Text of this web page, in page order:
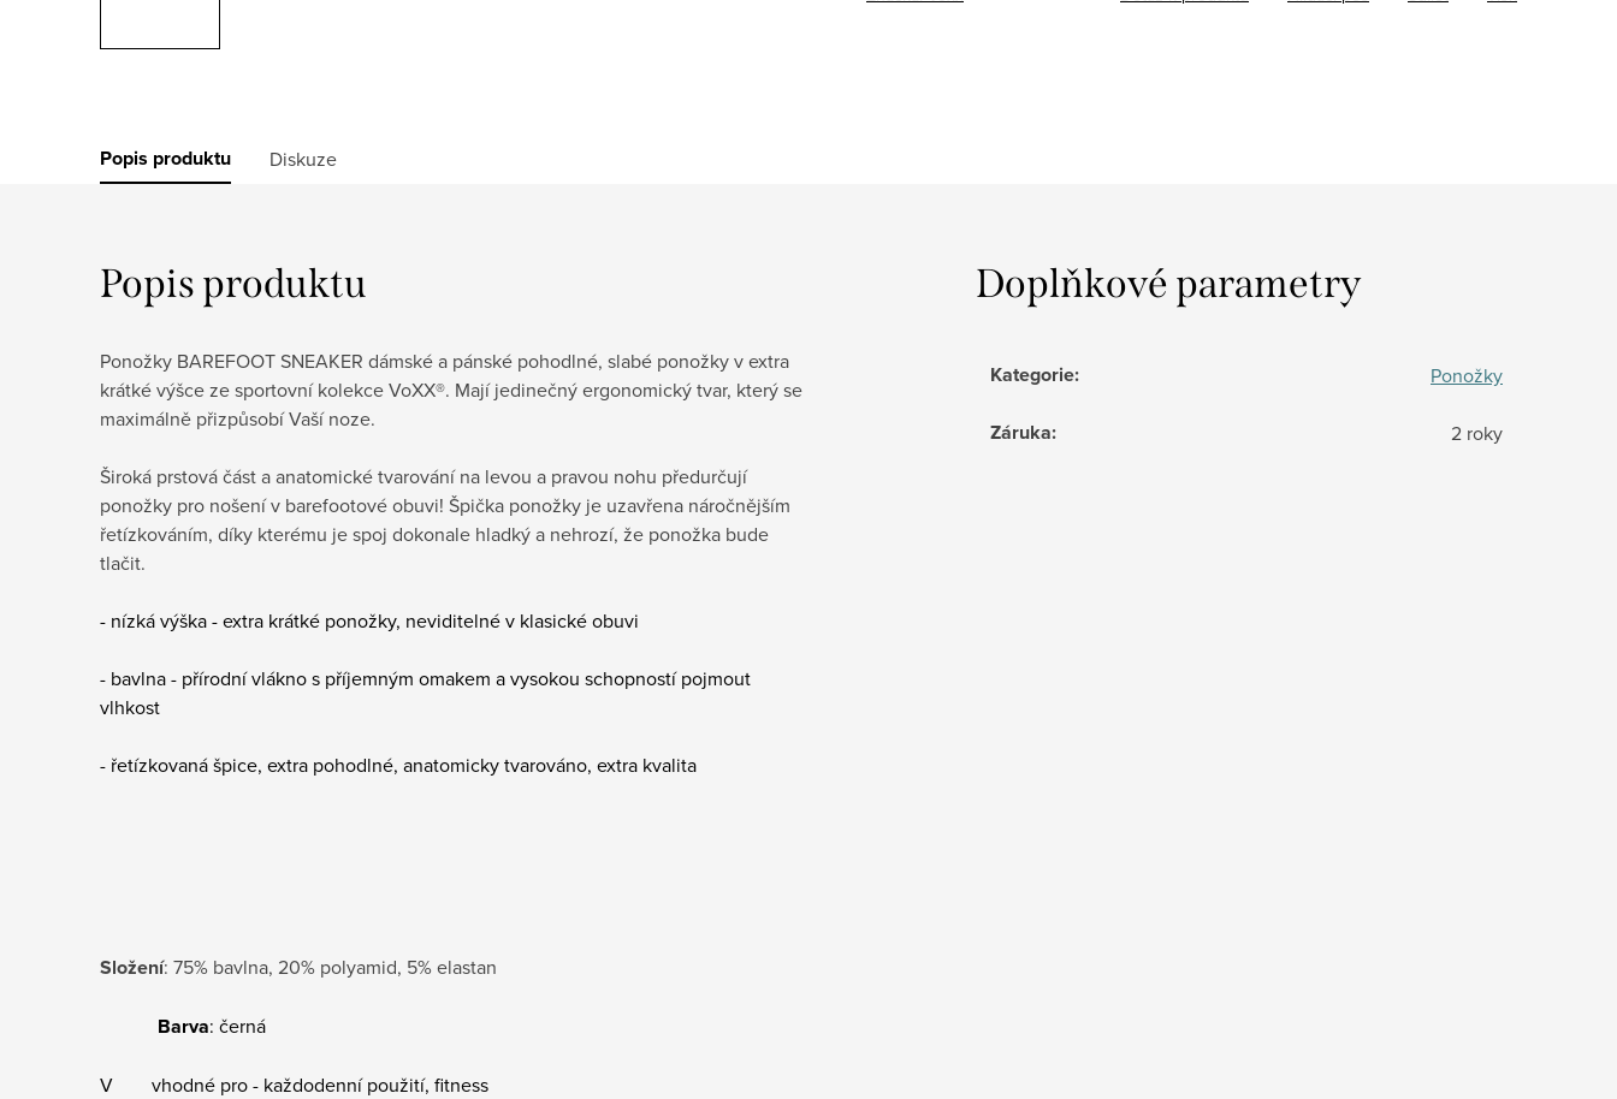
Popis produktu Diskuze
Popis produktu
Ponožky BAREFOOT SNEAKER dámské a pánské pohodlné, slabé ponožky v extra
krátké výšce ze sportovní kolekce VoXX®. Mají jedinečný ergonomický tvar, který se
maximálně přizpůsobí Vaší noze.
Široká prstová část a anatomické tvarování na levou a pravou nohu předurčují
ponožky pro nošení v barefootové obuvi! Špička ponožky je uzavřena náročnějším
řetízkováním, díky kterému je spoj dokonale hladký a nehrozí, že ponožka bude
tlačit.
- nízká výška -extra krátké ponožky, neviditelné v klasické obuvi
- bavlna - přírodní vlákno s příjemným omakem a vysokou schopností pojmout
vlhkost
- řetízkovaná špice, extra pohodlné, anatomicky tvarováno, extra kvalita
Složení: 75% bavlna, 20% polyamid, 5% elastan
Barva: černá
V vhodné pro - každodenní použití, fitness
Doplňkové parametry
Kategorie: Ponožky
Záruka: 2 roky